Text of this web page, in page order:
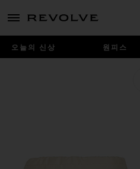
menu - shows more content
오늘의 신상 원피스